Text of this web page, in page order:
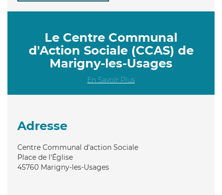
Le Centre Communal
d'Action Sociale (CCAS) de
Marigny-les-Usages
En Savoir Plus
Adresse
Centre Communal d'action Sociale
Place de l'Église
45760 Marigny-les-Usages